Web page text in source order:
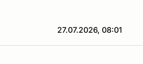
27.07.2026, 08:01